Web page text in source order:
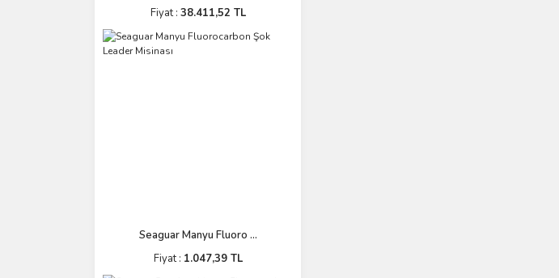
Fiyat : 38.411,52 TL
Seaguar Manyu Fluoro ...
Fiyat : 1.047,39 TL